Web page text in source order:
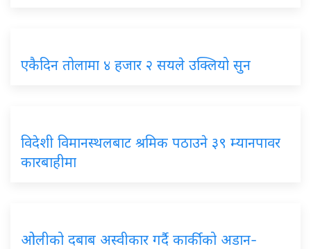
एकैदिन तोलामा ४ हजार २ सयले उक्लियो सुन
विदेशी विमानस्थलबाट श्रमिक पठाउने ३९ म्यानपावर
कारबाहीमा
ओलीको दबाब अस्वीकार गर्दै कार्कीको अडान-